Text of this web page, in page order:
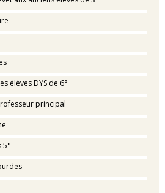
élèves DYS de 6°
principal
5°